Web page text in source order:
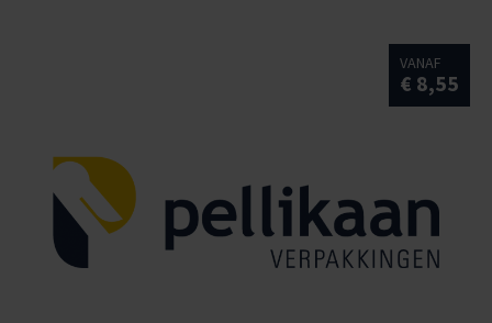
VANAF
€ 8,55